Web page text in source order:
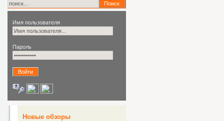
Имя пользователя
Пароль
Новые обзоры